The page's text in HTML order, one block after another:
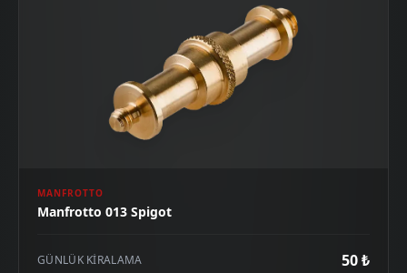
MANFROTTO
Manfrotto 013 Spigot
GÜNLÜK KIRALAMA 50 ₺